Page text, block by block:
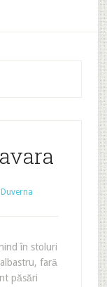
în stoluri
fară
păsări